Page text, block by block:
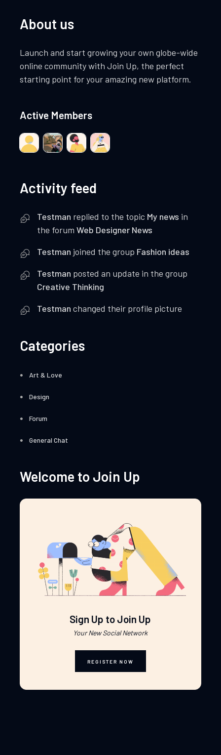
About us
Launch and start growing your own globe-wide
online community with Join Up, the perfect
starting point for your amazing new platform.
Active Members
Activity feed
Testman replied to the topic My news in
the forumWeb Designer News
Testman joined the group Fashion ideas
Testman posted an update in the group
Creative Thinking
Testman changed their profile picture
Categories
Art & Love
Design
Forum
General Chat
Welcome to Join Up
Sign Up to Join Up
Your New Social Network
REGISTER NOW